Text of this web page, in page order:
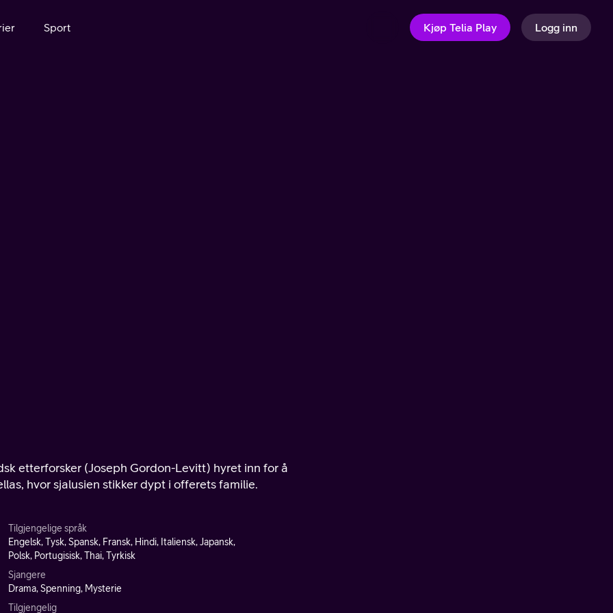
Sport Kjøp Telia Play Logg inn
etterforsker (Joseph Gordon-Levitt) hyret inn for å
hvor sjalusien stikker dypt i offerets familie.
Tilgjengelige språk
Engelsk, Tysk, Spansk, Fransk, Hindi, Italiensk, Japansk,
Polsk, Portugisisk, Thai, Tyrkisk
Sjangere
Drama, Spenning, Mysterie
Tilgjengelig